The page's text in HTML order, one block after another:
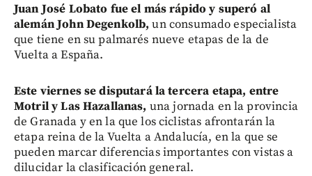
Juan José Lobato fue el más rápido y superó al
alemán John Degenkolb, un consumado especialista
que tiene en su palmarés nueve etapas de la de
Vuelta a España.
Este viernes se disputará la tercera etapa, entre
Motril y Las Hazallanas, una jornada en la provincia
de Granada y en la que los ciclistas afrontarán la
etapa reina de la Vuelta a Andalucía, en la que se
pueden marcar diferencias importantes con vistas a
dilucidar la clasificación general.